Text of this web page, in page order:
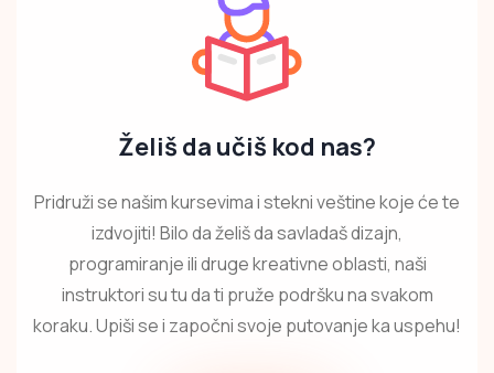
Želiš da učiš kod nas?
Pridruži se našim kursevima i stekni veštine koje će te
izdvojiti! Bilo da želiš da savladaš dizajn,
programiranje ili druge kreativne oblasti, naši
instruktori su tu da ti pruže podršku na svakom
koraku. Upiši se i započni svoje putovanje ka uspehu!